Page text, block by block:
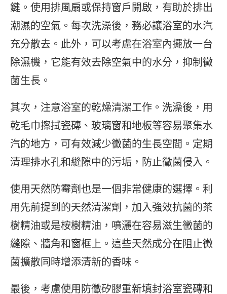
鍵。使用排風扇或保持窗戶開啟，有助於排出
潮濕的空氣。每次洗澡後，務必讓浴室的水汽
充分散去。此外，可以考慮在浴室內擺放一台
除濕機，它能有效去除空氣中的水分，抑制黴
菌生長。
其次，注意浴室的乾燥清潔工作。洗澡後，用
乾毛巾擦拭瓷磚、玻璃窗和地板等容易聚集水
汽的地方，可有效減少黴菌的生長空間。定期
清理排水孔和縫隙中的污垢，防止黴菌侵入。
使用天然防霉劑也是一個非常健康的選擇。利
用先前提到的天然清潔劑，加入強效抗菌的茶
樹精油或是桉樹精油，噴灑在容易滋生黴菌的
縫隙、牆角和窗框上。這些天然成分在阻止黴
菌擴散同時增添清新的香味。
最後，考慮使用防黴矽膠重新填封浴室瓷磚和